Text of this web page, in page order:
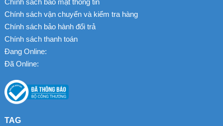
Chính sách vận chuyển và kiểm tra hàng
Chính sách bảo hành đổi trả
Chính sách thanh toán
Đang Online:
Đã Online:
TAG